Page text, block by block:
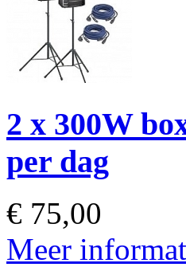
2 x 300W
per dag
€ 75,00
Meer